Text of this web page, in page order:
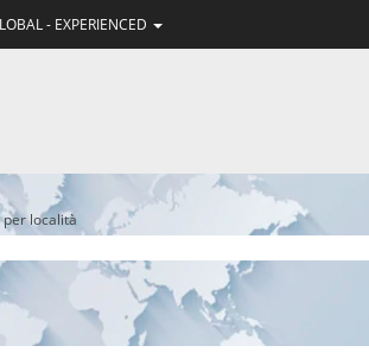
- EXPERIENCED
per località